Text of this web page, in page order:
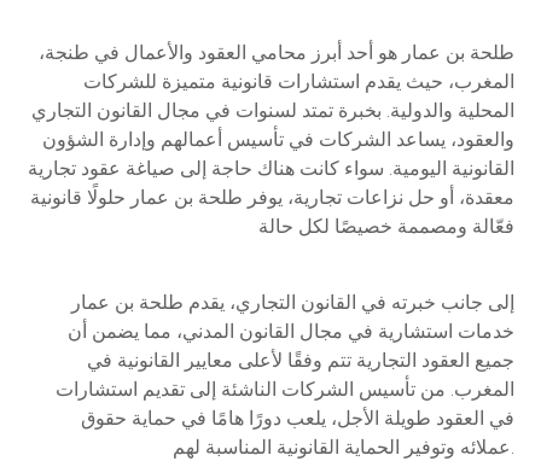
طلحة بن عمار هو أحد أبرز محامي العقود والأعمال في طنجة،
المغرب، حيث يقدم استشارات قانونية متميزة للشركات
المحلية والدولية. بخبرة تمتد لسنوات في مجال القانون التجاري
والعقود، يساعد الشركات في تأسيس أعمالهم وإدارة الشؤون
القانونية اليومية. سواء كانت هناك حاجة إلى صياغة عقود تجارية
معقدة، أو حل نزاعات تجارية، يوفر طلحة بن عمار حلولًا قانونية
فعّالة ومصممة خصيصًا لكل حالة
إلى جانب خبرته في القانون التجاري، يقدم طلحة بن عمار
خدمات استشارية في مجال القانون المدني، مما يضمن أن
جميع العقود التجارية تتم وفقًا لأعلى معايير القانونية في
المغرب. من تأسيس الشركات الناشئة إلى تقديم استشارات
في العقود طويلة الأجل، يلعب دورًا هامًا في حماية حقوق
عملائه وتوفير الحماية القانونية المناسبة لهم.